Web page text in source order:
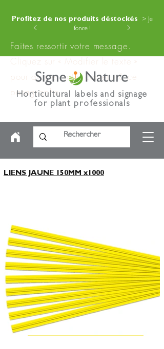
Profitez de nos produits déstockés
> Je
fonce !
Faites ressortir votre message.
Cliquez sur « Modifier le texte »
pour ajouter votre contenu à ce
paragraphe.
Horticultural labels and signage
for plant professionals
LIENS JAUNE 150MM x1000